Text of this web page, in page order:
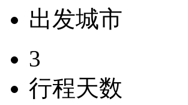
出发城市
3
行程天数